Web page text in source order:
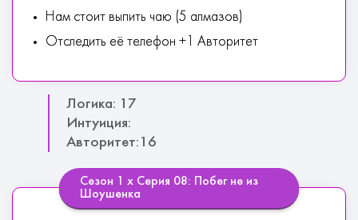
Нам стоит выпить чаю (5 алмазов)
Отследить её телефон +1 Авторитет
Логика: 17
Интуиция:
Авторитет:16
Сезон 1 х Серия 08: Побег не из
Шоушенка